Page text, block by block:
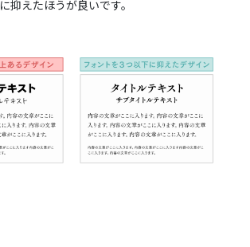
に抑えたほうが良いです。